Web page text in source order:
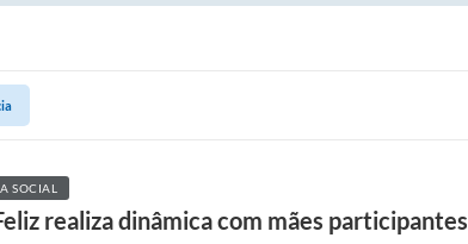
SOCIAL
realiza dinâmica com mães participantes